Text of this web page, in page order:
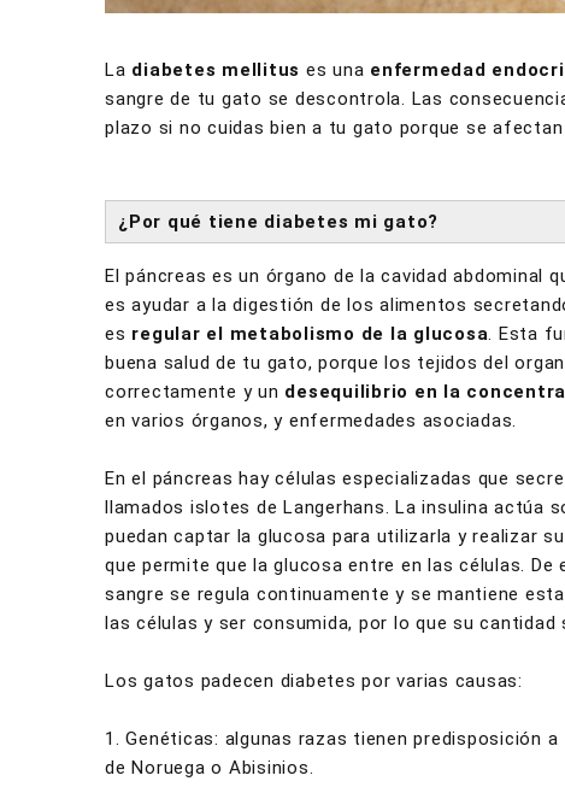
La diabetes mellitus es una enfermedad
sangre de tu gato se descontrola. Las
plazo si no cuidas bien a tu gato porque se
¿Por qué tiene diabetes mi gato?
El páncreas es un órgano de la cavidad abdominal
es ayudar a la digestión de los alimentos
es regular el metabolismo de la glucosa. Esta
buena salud de tu gato, porque los tejidos del
correctamente y un desequilibrio en la
en varios órganos, y enfermedades asociadas.
En el páncreas hay células especializadas que
llamados islotes de Langerhans. La insulina actúa
puedan captar la glucosa para utilizarla y realizar
que permite que la glucosa entre en las células.
sangre se regula continuamente y se mantiene
las células y ser consumida, por lo que su cantidad
Los gatos padecen diabetes por varias causas:
1. Genéticas: algunas razas tienen predisposición
de Noruega o Abisinios.